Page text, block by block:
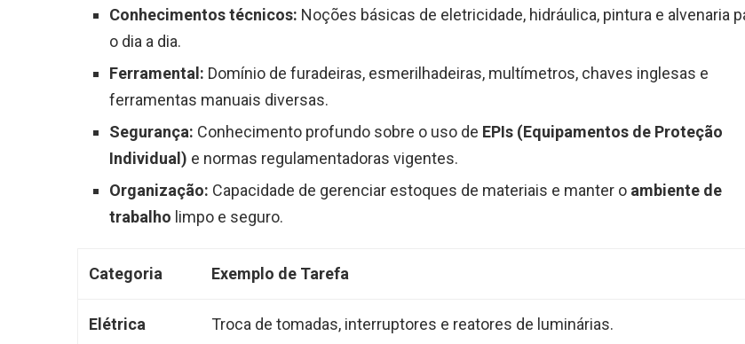
Conhecimentos técnicos: Noções básicas de eletricidade, hidráulica, pintura e alvenaria
o dia a dia.
Ferramental: Domínio de furadeiras, esmerilhadeiras, multímetros, chaves inglesas e
ferramentas manuais diversas.
Segurança: Conhecimento profundo sobre o uso de EPIs (Equipamentos de Proteção
Individual) e normas regulamentadoras vigentes.
Organização: Capacidade de gerenciar estoques de materiais e manter o ambiente de
trabalho limpo e seguro.
Categoria Exemplo de Tarefa
Elétrica Troca de tomadas, interruptores e reatores de luminárias.